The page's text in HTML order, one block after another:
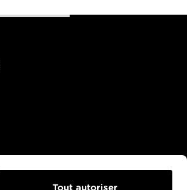
Tout autoriser